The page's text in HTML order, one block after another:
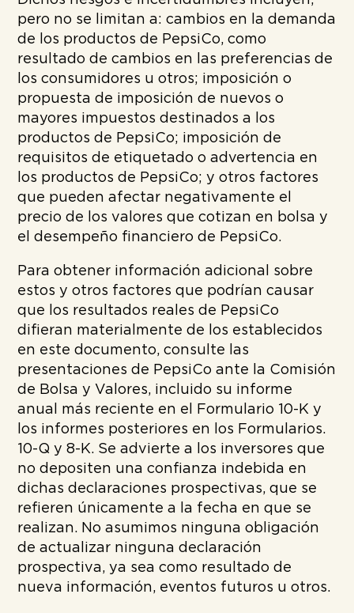
pero no se limitan a: cambios en la demanda
de los productos de PepsiCo, como
resultado de cambios en las preferencias de
los consumidores u otros; imposición o
propuesta de imposición de nuevos o
mayores impuestos destinados a los
productos de PepsiCo; imposición de
requisitos de etiquetado o advertencia en
los productos de PepsiCo; y otros factores
que pueden afectar negativamente el
precio de los valores que cotizan en bolsa y
el desempeño financiero de PepsiCo.
Para obtener información adicional sobre
estos y otros factores que podrían causar
que los resultados reales de PepsiCo
difieran materialmente de los establecidos
en este documento, consulte las
presentaciones de PepsiCo ante la Comisión
de Bolsa y Valores, incluido su informe
anual más reciente en el Formulario 10-K y
los informes posteriores en los Formularios.
10-Q y 8-K. Se advierte a los inversores que
no depositen una confianza indebida en
dichas declaraciones prospectivas, que se
refieren únicamente a la fecha en que se
realizan. No asumimos ninguna obligación
de actualizar ninguna declaración
prospectiva, ya sea como resultado de
nueva información, eventos futuros u otros.